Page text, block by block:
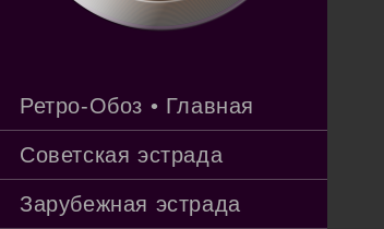
Ретро-Обоз • Главная
Советская эстрада
Зарубежная эстрада